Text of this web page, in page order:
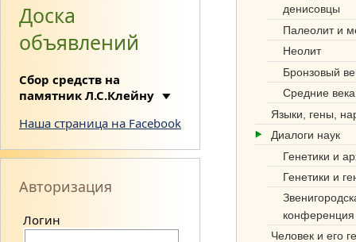
Доска
объявлений
Сбор средств на
памятник Л.С.Клейну
Наша страница на Facebook
Авторизация
Логин
денисовцы
Палеолит и
Неолит
Бронзовый
Средние века
Языки, гены,
Диалоги наук
Генетики и
Генетики и
конференция
Человек и его